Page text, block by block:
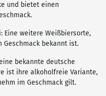
und bietet einen
Eine weitere Weißbiersorte,
bekannt ist.
bekannte deutsche
ist ihre alkoholfreie Variante,
im Geschmack gilt.